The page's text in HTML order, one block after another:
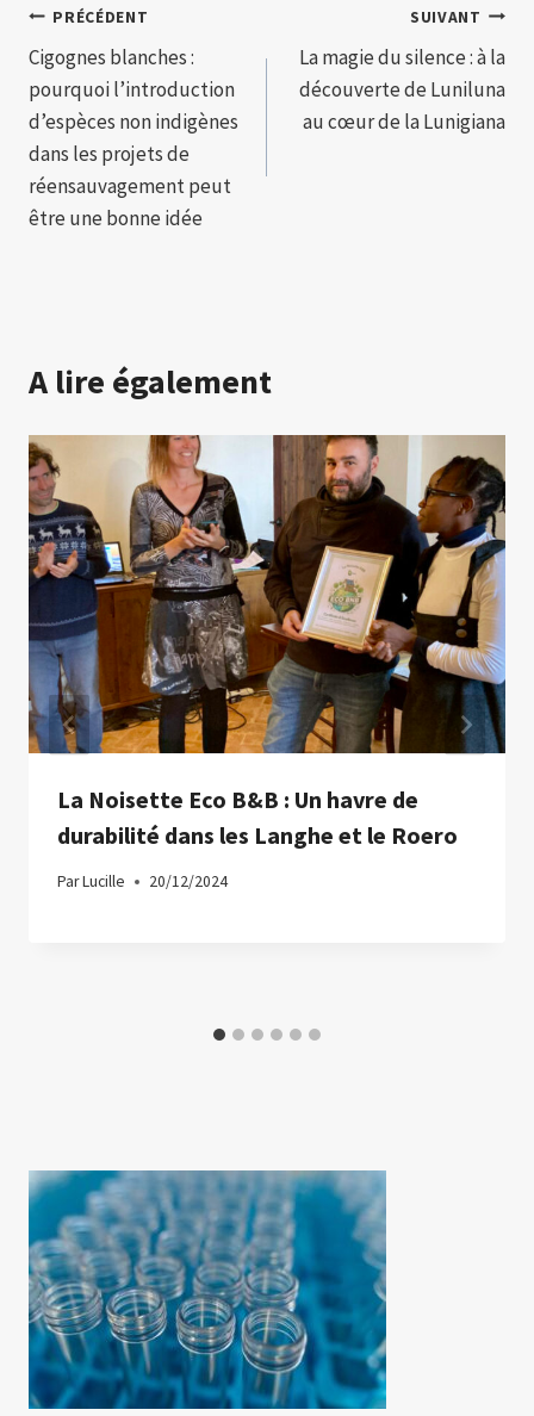
Navigation
de
l’article
PRÉCÉDENT
Cigognes blanches :
pourquoi l’introduction
d’espèces non indigènes
dans les projets de
réensauvagement peut
être une bonne idée
SUIVANT
La magie du silence : à la
découverte de Luniluna
au cœur de la Lunigiana
A lire également
La Noisette Eco B&B : Un havre de
durabilité dans les Langhe et le Roero
ParLucille 20/12/2024